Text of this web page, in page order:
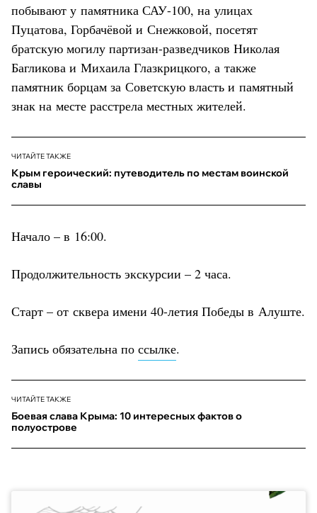
побывают у памятника САУ-100, на улицах
Пуцатова, Горбачёвой и Снежковой, посетят
братскую могилу партизан-разведчиков Николая
Багликова и Михаила Глазкрицкого, а также
памятник борцам за Советскую власть и памятный
знак на месте расстрела местных жителей.
ЧИТАЙТЕ ТАКЖЕ
Крым героический: путеводитель по местам воинской
славы
Начало – в 16:00.
Продолжительность экскурсии – 2 часа.
Старт – от сквера имени 40-летия Победы в Алуште.
Запись обязательна по ссылке.
ЧИТАЙТЕ ТАКЖЕ
Боевая слава Крыма: 10 интересных фактов о
полуострове